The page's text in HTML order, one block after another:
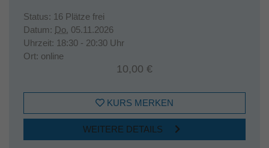
Status: 16 Plätze frei
Datum: Do. 05.11.2026
Uhrzeit: 18:30 - 20:30 Uhr
Ort: online
10,00 €
KURS MERKEN
WEITERE DETAILS